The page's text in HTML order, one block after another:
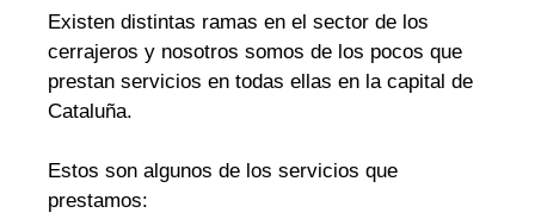
Existen distintas ramas en el sector de los
cerrajeros y nosotros somos de los pocos que
prestan servicios en todas ellas en la capital de
Cataluña.
Estos son algunos de los servicios que
prestamos: